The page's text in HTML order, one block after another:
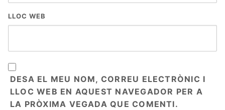
LLOC WEB
DESA EL MEU NOM, CORREU ELECTRÒNIC I
LLOC WEB EN AQUEST NAVEGADOR PER A
LA PRÒXIMA VEGADA QUE COMENTI.